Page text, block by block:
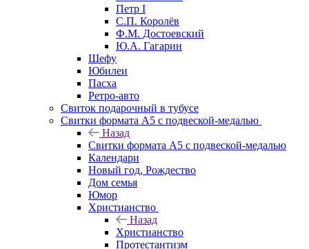
Петр I
С.П. Королёв
Ф.М. Достоевский
Ю.А. Гагарин
Шефу
Юбилеи
Пасха
Ретро-авто
Свиток подарочный в тубусе
Свитки формата А5 с подвеской-медалью
Назад
Свитки формата А5 с подвеской-медалью
Календари
Новый год, Рождество
Дом семья
Юмор
Христианство
Назад
Христианство
Протестантизм